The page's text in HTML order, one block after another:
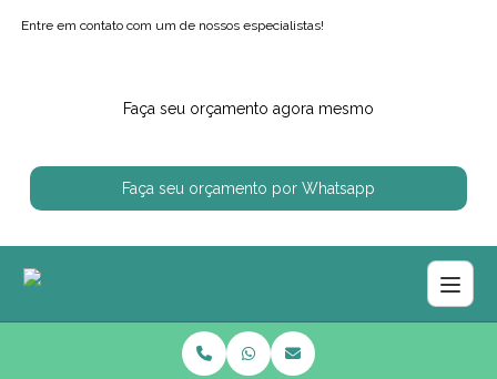
Entre em contato com um de nossos especialistas!
Faça seu orçamento agora mesmo
Faça seu orçamento por Whatsapp